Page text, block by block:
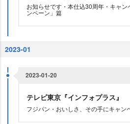
お知らせです・本仕込30周年・キャ
ンペーン」篇
2023-01
2023-01-20
テレビ東京『インフォプラス』
フジパン・おいしさ、その手にキャン